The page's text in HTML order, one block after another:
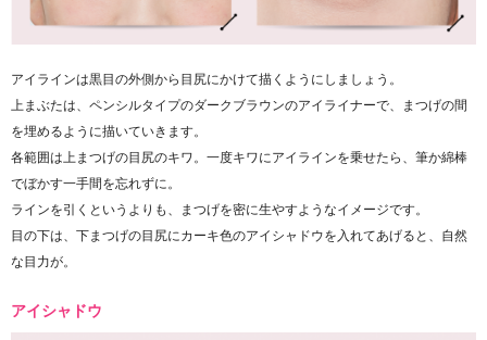
アイラインは黒目の外側から目尻にかけて描くようにしましょう。
上まぶたは、ペンシルタイプのダークブラウンのアイライナーで、まつげの間
を埋めるように描いていきます。
各範囲は上まつげの目尻のキワ。一度キワにアイラインを乗せたら、筆か綿棒
でぼかす一手間を忘れずに。
ラインを引くというよりも、まつげを密に生やすようなイメージです。
目の下は、下まつげの目尻にカーキ色のアイシャドウを入れてあげると、自然
な目力が。
アイシャドウ